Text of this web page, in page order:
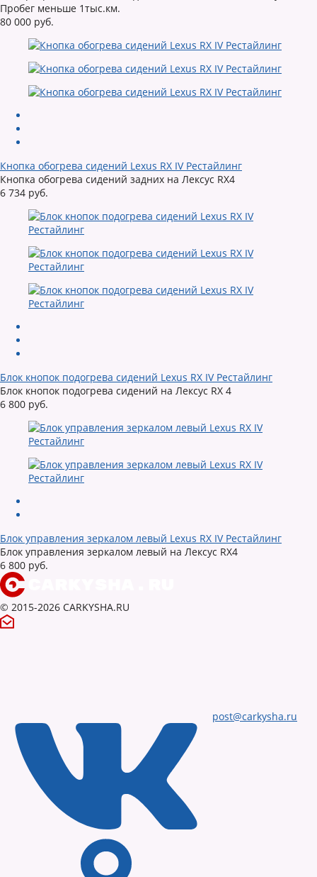
Пробег меньше 1тыс.км.
80 000 руб.
Кнопка обогрева сидений Lexus RX IV Рестайлинг
Кнопка обогрева сидений задних на Лексус RX4
6 734 руб.
Блок кнопок подогрева сидений Lexus RX IV Рестайлинг
Блок кнопок подогрева сидений на Лексус RX 4
6 800 руб.
Блок управления зеркалом левый Lexus RX IV Рестайлинг
Блок управления зеркалом левый на Лексус RX4
6 800 руб.
© 2015-2026 CARKYSHA.RU
post@carkysha.ru